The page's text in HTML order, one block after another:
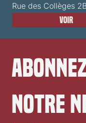
Rue des Collèges
Voir
notre